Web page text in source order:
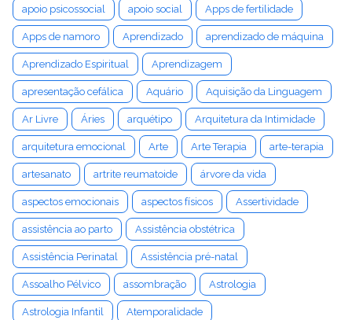
apoio psicossocial apoio social Apps de fertilidade
Apps de namoro Aprendizado aprendizado de máquina
Aprendizado Espiritual Aprendizagem
apresentação cefálica Aquário Aquisição da Linguagem
Ar Livre Áries arquétipo Arquitetura da Intimidade
arquitetura emocional Arte Arte Terapia arte-terapia
artesanato artrite reumatoide árvore da vida
aspectos emocionais aspectos físicos Assertividade
assistência ao parto Assistência obstétrica
Assistência Perinatal Assistência pré-natal
Assoalho Pélvico assombração Astrologia
Astrologia Infantil Atemporalidade